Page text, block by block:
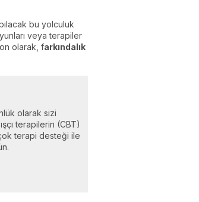
bu yolculuk
veya terapiler
olarak, farkındalık
olarak sizi
terapilerin (CBT)
terapi desteği ile